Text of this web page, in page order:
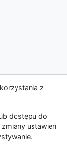
z
dostępu do
ustawień